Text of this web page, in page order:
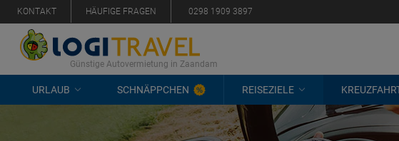
KONTAKT HÄUFIGE FRAGEN 0298 1909 3897
Günstige Autovermietung in Zaandam
URLAUB SCHNÄPPCHEN REISEZIELE